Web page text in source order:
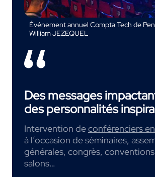
Événement annuel Compta Tech de
William JEZEQUEL
Des messages
des personnalités
Intervention deconférenciers
à l’occasion de séminaires,
générales, congrès,
salons…